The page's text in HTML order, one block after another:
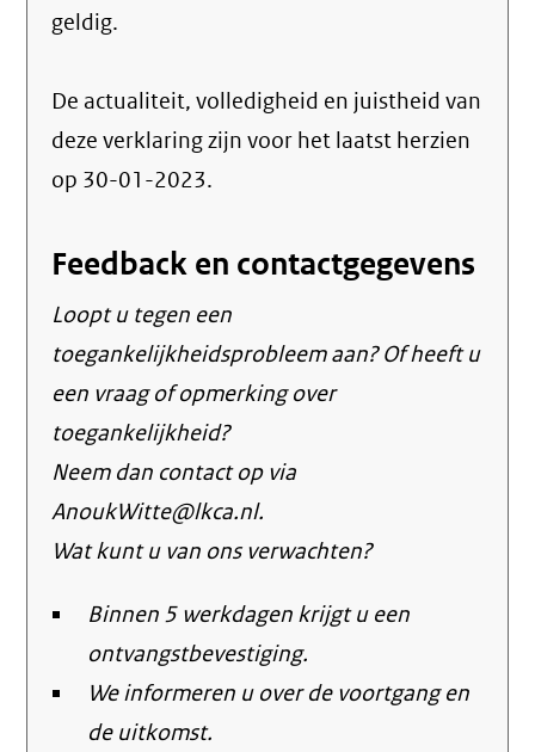
geldig.
De actualiteit, volledigheid en juistheid van
deze verklaring zijn voor het laatst herzien
op 30-01-2023.
Feedback en contactgegevens
Loopt u tegen een
toegankelijkheidsprobleem aan? Of heeft u
een vraag of opmerking over
toegankelijkheid?
Neem dan contact op via
AnoukWitte@lkca.nl.
Wat kunt u van ons verwachten?
Binnen 5 werkdagen krijgt u een
ontvangstbevestiging.
We informeren u over de voortgang en
de uitkomst.